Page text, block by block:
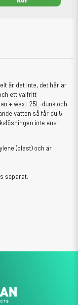
är det inte, det här är
ett valfritt
+ wax i 25L-dunk och
vatten så får du 5
inte ens
(plast) och är
separat.